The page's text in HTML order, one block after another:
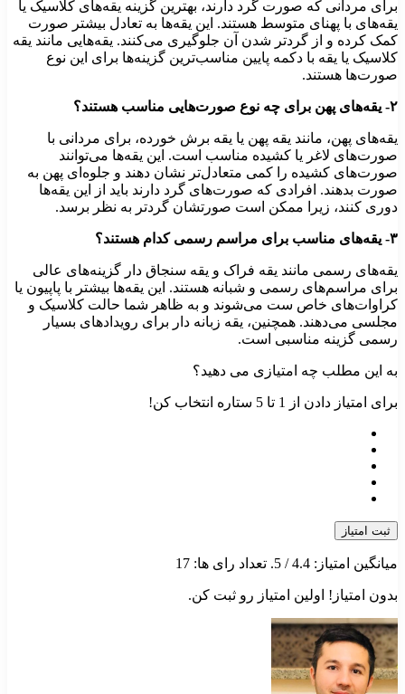
برای مردانی که صورت گرد دارند، بهترین گزینه یقه‌های کلاسیک یا
یقه‌های با پهنای متوسط هستند. این یقه‌ها به تعادل بیشتر صورت
کمک کرده و از گردتر شدن آن جلوگیری می‌کنند. یقه‌هایی مانند یقه
کلاسیک یا یقه با دکمه پایین مناسب‌ترین گزینه‌ها برای این نوع
صورت‌ها هستند.
۲- یقه‌های پهن برای چه نوع صورت‌هایی مناسب هستند؟
یقه‌های پهن، مانند یقه پهن یا یقه برش خورده، برای مردانی با
صورت‌های لاغر یا کشیده مناسب است. این یقه‌ها می‌توانند
صورت‌های کشیده را کمی متعادل‌تر نشان دهند و جلوه‌ای پهن به
صورت بدهند. افرادی که صورت‌های گرد دارند باید از این یقه‌ها
دوری کنند، زیرا ممکن است صورتشان گردتر به نظر برسد.
۳- یقه‌های مناسب برای مراسم رسمی کدام هستند؟
یقه‌های رسمی مانند یقه فراک و یقه سنجاق دار گزینه‌های عالی
برای مراسم‌های رسمی و شبانه هستند. این یقه‌ها بیشتر با پاپیون یا
کراوات‌های خاص ست می‌شوند و به ظاهر شما حالت کلاسیک و
مجلسی می‌دهند. همچنین، یقه زبانه دار برای رویدادهای بسیار
رسمی گزینه مناسبی است.
به این مطلب چه امتیازی می دهید؟
برای امتیاز دادن از 1 تا 5 ستاره انتخاب کن!
ثبت امتیاز
میانگین امتیاز: 4.4/ 5. تعداد رای ها: 17
بدون امتیاز! اولین امتیاز رو ثبت کن.